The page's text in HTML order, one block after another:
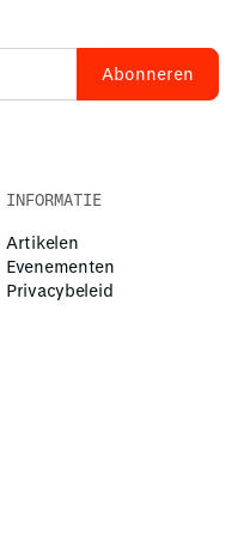
INFORMATIE
Artikelen
Evenementen
Privacybeleid